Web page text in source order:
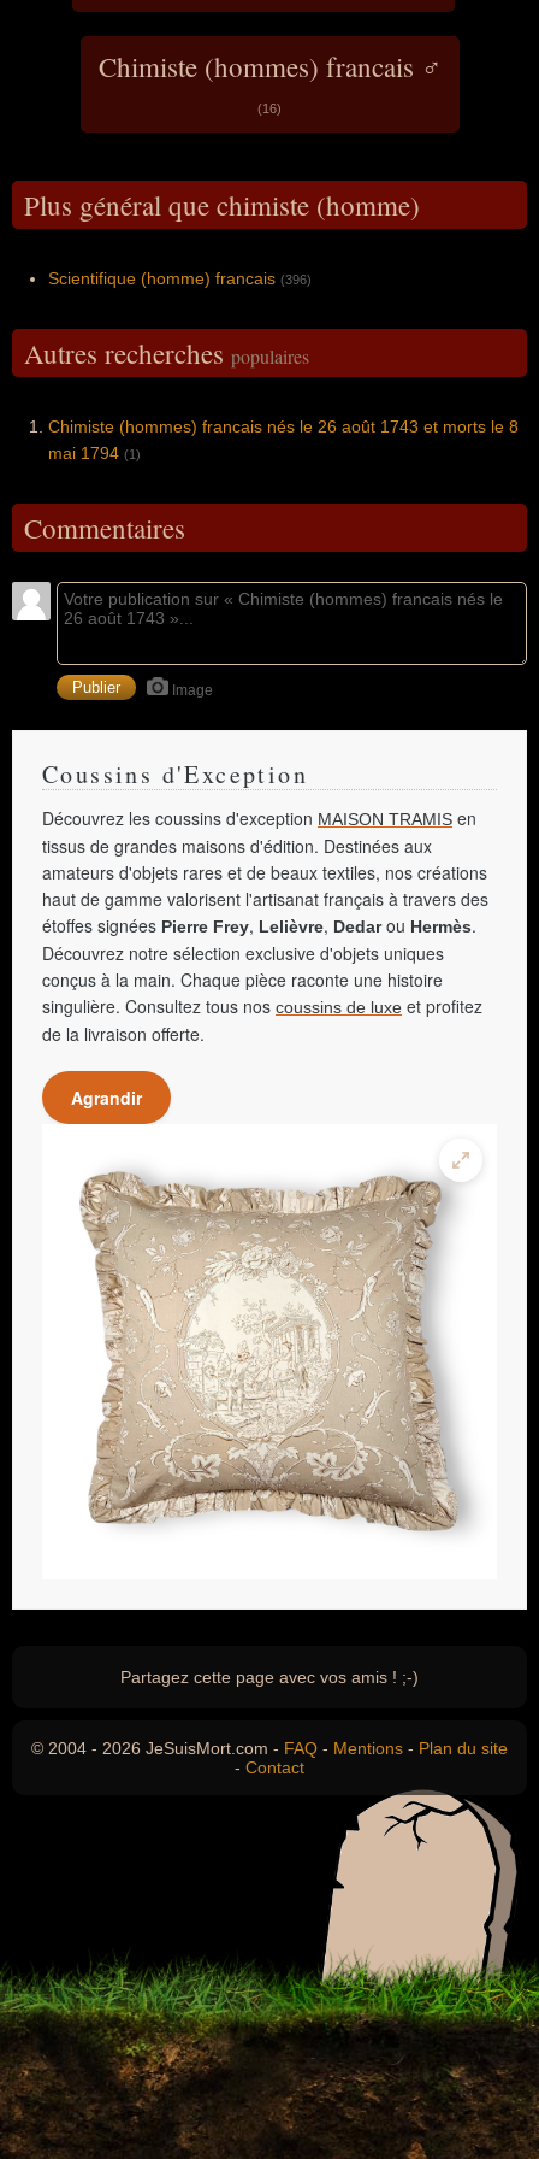
Chimiste (hommes) francais ♂
(16)
Plus général que chimiste (homme)
Scientifique (homme) francais (396)
Autres recherches populaires
Chimiste (hommes) francais nés le 26 août 1743 et morts le 8
mai 1794 (1)
Commentaires
Image
Coussins d'Exception
Découvrez les coussins d'exception MAISON TRAMIS en
tissus de grandes maisons d'édition. Destinées aux
amateurs d'objets rares et de beaux textiles, nos créations
haut de gamme valorisent l'artisanat français à travers des
étoffes signées Pierre Frey, Lelièvre, Dedarou Hermès.
Découvrez notre sélection exclusive d'objets uniques
conçus à la main. Chaque pièce raconte une histoire
singulière. Consultez tous nos coussins de luxe et profitez
de la livraison offerte.
Agrandir
Partagez cette page avec vos amis ! ;-)
© 2004 - 2026 JeSuisMort.com - FAQ - Mentions - Plan du site
- Contact